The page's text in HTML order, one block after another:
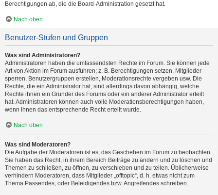
Berechtigungen ab, die die Board-Administration gesetzt hat.
Nach oben
Benutzer-Stufen und Gruppen
Was sind Administratoren?
Administratoren haben die umfassendsten Rechte im Forum. Sie können jede
Art von Aktion im Forum ausführen; z. B. Berechtigungen setzen, Mitglieder
sperren, Benutzergruppen erstellen, Moderationsrechte vergeben usw. Die
Rechte, die ein Administrator hat, sind allerdings davon abhängig, welche
Rechte ihnen ein Gründer des Forums oder ein anderer Administrator erteilt
hat. Administratoren können auch volle Moderationsberechtigungen haben,
wenn ihnen das entsprechende Recht erteilt wurde.
Nach oben
Was sind Moderatoren?
Die Aufgabe der Moderatoren ist es, das Geschehen im Forum zu beobachten.
Sie haben das Recht, in ihrem Bereich Beiträge zu ändern und zu löschen und
Themen zu schließen, zu öffnen, zu verschieben und zu teilen. Üblicherweise
verhindern Moderatoren, dass Mitglieder „offtopic“, d. h. etwas nicht zum
Thema Passendes, oder Beleidigendes bzw. Angreifendes schreiben.